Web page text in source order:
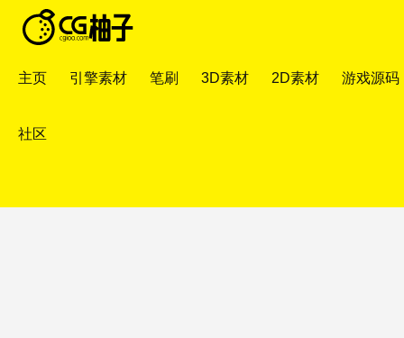
主页 引擎素材 笔刷 3D素材 2D素材 游戏源码
社区